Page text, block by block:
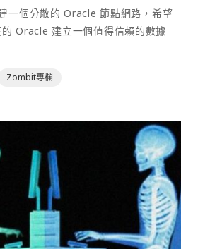
一個分散的 Oracle 節點網路，希望
Oracle 建立一個值得信賴的數據
Zombit專欄